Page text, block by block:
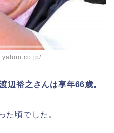
辺裕之さんは享年66歳。
た頃でした。